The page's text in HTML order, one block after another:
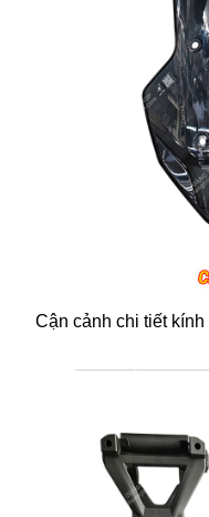
Cận cảnh chi tiết